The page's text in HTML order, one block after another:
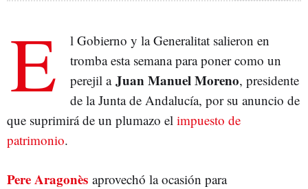
E
l Gobierno y la Generalitat salieron en
tromba esta semana para poner como un
perejil a Juan Manuel Moreno, presidente
de la Junta de Andalucía, por su anuncio de
que suprimirá de un plumazo el impuesto de
patrimonio.
Pere Aragonès aprovechó la ocasión para